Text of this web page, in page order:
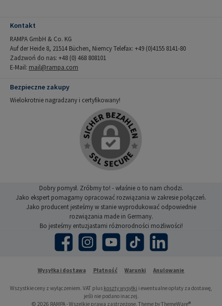
Kontakt
RAMPA GmbH & Co. KG
Auf der Heide 8, 21514 Büchen, Niemcy Telefax: +49 (0)4155 8141-80
Zadzwoń do nas: +48 (0) 468 808101
E-Mail: mail@rampa.com
Bezpieczne zakupy
Wielokrotnie nagradzany i certyfikowany!
Dobry pomysł. Zróbmy to! - właśnie o to nam chodzi.
Jako ekspert pomagamy opracować rozwiązania w zakresie połączeń.
Jako producent jesteśmy w stanie wyprodukować odpowiednie
rozwiązania made in Germany.
Bo jesteśmy entuzjastami różnorodności możliwości!
Facebook Instagram YouTube TikTok LinkedIn
Wysyłka i dostawa Płatność Warunki Anulowanie
Wszystkie ceny z wyłączeniem. VAT plus koszty wysyłki i ewentualne opłaty za dostawę,
jeśli nie podano inaczej.
© 2026 RAMPA - Wszelkie prawa zastrzeżone. Theme byThemeWare®